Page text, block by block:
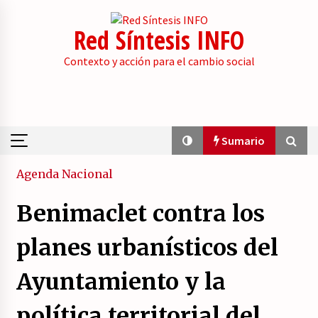
Red Síntesis INFO
Contexto y acción para el cambio social
Sumario
Sumario
La psicología de la desinformación y los
«paquetes retóricos».
21/07/2026
Movilización social contra los presupuestos
derechistas de la Generalitat Valenciana.
Agenda Nacional
Benimaclet contra los
planes urbanísticos del
Ayuntamiento y la